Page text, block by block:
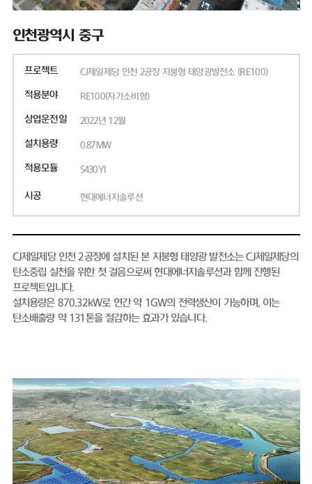
인천광역시 중구
프로젝트 CJ제일제당 인천 2공장 지붕형 태양광발전소 (RE100)
적용분야 RE100(자가소비형)
상업운전일 2022년 12월
설치용량 0.87MW
적용모듈 S430YI
시공 현대에너지솔루션
CJ제일제당 인천 2공장에 설치된 본 지붕형 태양광 발전소는 CJ제일제당의
탄소중립 실천을 위한 첫 걸음으로써 현대에너지솔루션과 함께 진행된
프로젝트입니다.
설치용량은 870.32kW로 연간 약 1GW의 전력생산이 가능하며, 이는
탄소배출량 약 131톤을 절감하는 효과가 있습니다.